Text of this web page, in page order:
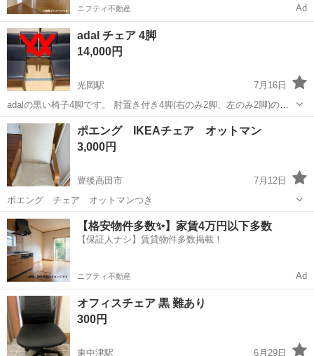
ニフティ不動産 Ad
adal チェア 4脚
14,000円
光岡駅
7月16日
adalの黒い椅子4脚です。 肘置き付き4脚(右のみ2脚、左のみ2脚)の出
品です。 ※肘置きなし2脚はお取引済です。 極力まとめ買いをしてい
ただきたいですが、バラ売りも承ります。 バラ売り時の価格はお問い
合わせください。 ...
大分 日田市 光岡駅
ポエング IKEAチェア オットマン
3,000円
豊後高田市
7月12日
ポエング チェア オットマンつき
大分 豊後高田市 椅子
【格安物件多数✨】家賃4万円以下多数
【保証人ナシ】賃貸物件多数掲載！
ニフティ不動産 Ad
オフィスチェア 黒 難あり
300円
東中津駅 6月29日